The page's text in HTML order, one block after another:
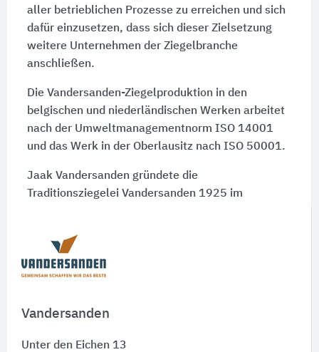
Vandersanden
Unter den Eichen 13
aller betrieblichen Prozesse zu erreichen und sich
dafür einzusetzen, dass sich dieser Zielsetzung
weitere Unternehmen der Ziegelbranche
anschließen.
Die Vandersanden-Ziegelproduktion in den
belgischen und niederländischen Werken arbeitet
nach der Umweltmanagementnorm ISO 14001
und das Werk in der Oberlausitz nach ISO 50001.
Jaak Vandersanden gründete die
Traditionsziegelei Vandersanden 1925 im
Hauptsitz des Ziegelherstellers bis heute.